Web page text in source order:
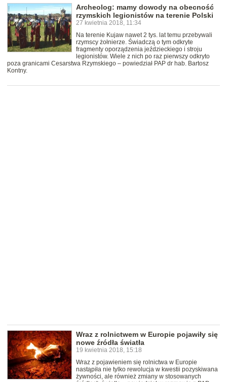
Archeolog: mamy dowody na obecność
rzymskich legionistów na terenie Polski
27 kwietnia 2018, 11:34
Na terenie Kujaw nawet 2 tys. lat temu przebywali
rzymscy żołnierze. Świadczą o tym odkryte
fragmenty oporządzenia jeździeckiego i stroju
legionistów. Wiele z nich po raz pierwszy odkryto
poza granicami Cesarstwa Rzymskiego – powiedział PAP dr hab. Bartosz
Kontny.
Wraz z rolnictwem w Europie pojawiły się
nowe źródła światła
19 kwietnia 2018, 15:18
Wraz z pojawieniem się rolnictwa w Europie
nastąpiła nie tylko rewolucja w kwestii pozyskiwana
żywności, ale również zmiany w stosowanych